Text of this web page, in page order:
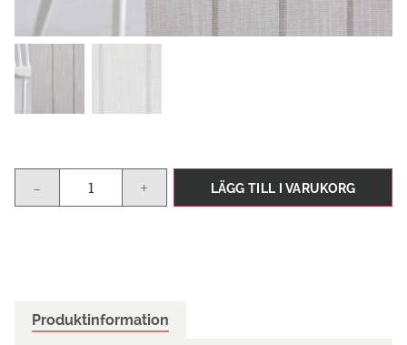
- + LÄGG TILL I VARUKORG
Produktinformation